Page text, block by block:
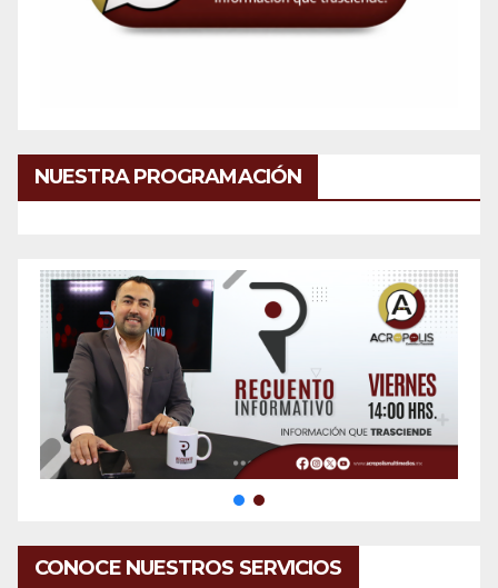
NUESTRA PROGRAMACIÓN
CONOCE NUESTROS SERVICIOS